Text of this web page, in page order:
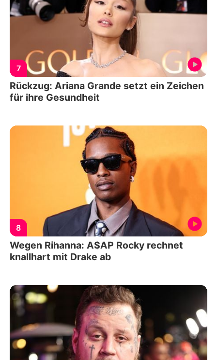
7
Rückzug: Ariana Grande setzt ein Zeichen
für ihre Gesundheit
8
Wegen Rihanna: A$AP Rocky rechnet
knallhart mit Drake ab